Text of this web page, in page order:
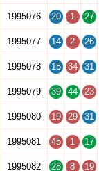
1995076 20 1 27
1995077 14 2 26
1995078 15 34 31
1995079 39 44 23
1995080 19 29 31
1995081 45 1 17
1995082 28 8 19